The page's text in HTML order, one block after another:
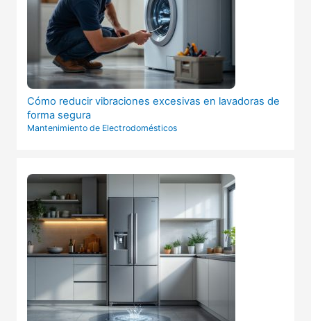
Cómo reducir vibraciones excesivas en lavadoras de
forma segura
Mantenimiento de Electrodomésticos